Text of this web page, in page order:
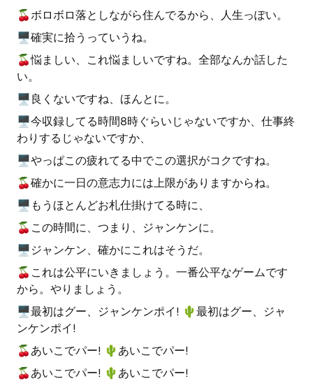
🍒ボロボロ落としながら住んでるから、人生っぽい。
🖥確実に拾うっていうね。
🍒悩ましい、これ悩ましいですね。全部なんか話した
い。
🖥良くないですね、ほんとに。
🖥今収録してる時間8時ぐらいじゃないですか、仕事終
わりするじゃないですか、
🖥やっぱこの疲れてる中でこの選択がコクですね。
🍒確かに一日の意志力には上限がありますからね。
🖥もうほとんどお札仕掛けてる時に、
🍒この時間に、つまり、ジャンケンに。
🖥ジャンケン、確かにこれはそうだ。
🍒これは公平にいきましょう。一番公平なゲームです
から。やりましょう。
🖥最初はグー、ジャンケンポイ! 🌵️最初はグー、ジャ
ンケンポイ!
🍒あいこでパー! 🌵️あいこでパー!
🍒あいこでパー! 🌵️あいこでパー!